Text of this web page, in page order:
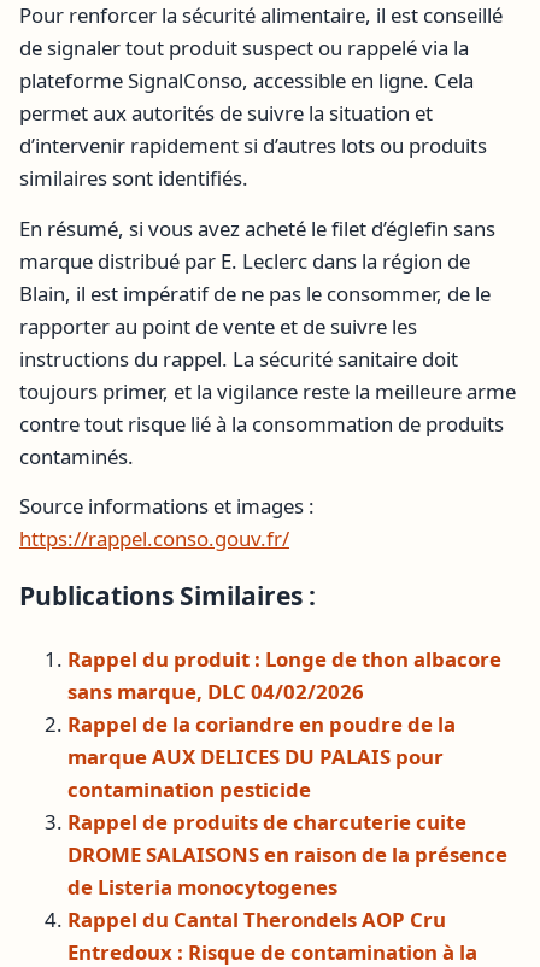
Pour renforcer la sécurité alimentaire, il est conseillé
de signaler tout produit suspect ou rappelé via la
plateforme SignalConso, accessible en ligne. Cela
permet aux autorités de suivre la situation et
d’intervenir rapidement si d’autres lots ou produits
similaires sont identifiés.
En résumé, si vous avez acheté le filet d’églefin sans
marque distribué par E. Leclerc dans la région de
Blain, il est impératif de ne pas le consommer, de le
rapporter au point de vente et de suivre les
instructions du rappel. La sécurité sanitaire doit
toujours primer, et la vigilance reste la meilleure arme
contre tout risque lié à la consommation de produits
contaminés.
Source informations et images :
https://rappel.conso.gouv.fr/
Publications Similaires :
Rappel du produit : Longe de thon albacore
sans marque, DLC 04/02/2026
Rappel de la coriandre en poudre de la
marque AUX DELICES DU PALAIS pour
contamination pesticide
Rappel de produits de charcuterie cuite
DROME SALAISONS en raison de la présence
de Listeria monocytogenes
Rappel du Cantal Therondels AOP Cru
Entredoux : Risque de contamination à la